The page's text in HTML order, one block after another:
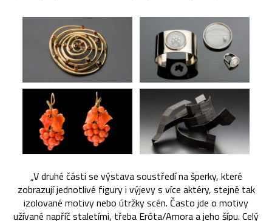
„V druhé části se výstava soustředí na šperky, které
zobrazují jednotlivé figury i výjevy s více aktéry, stejně tak
izolované motivy nebo útržky scén. Často jde o motivy
užívané napříč staletími, třeba Eróta/Amora a jeho šípu. Celý